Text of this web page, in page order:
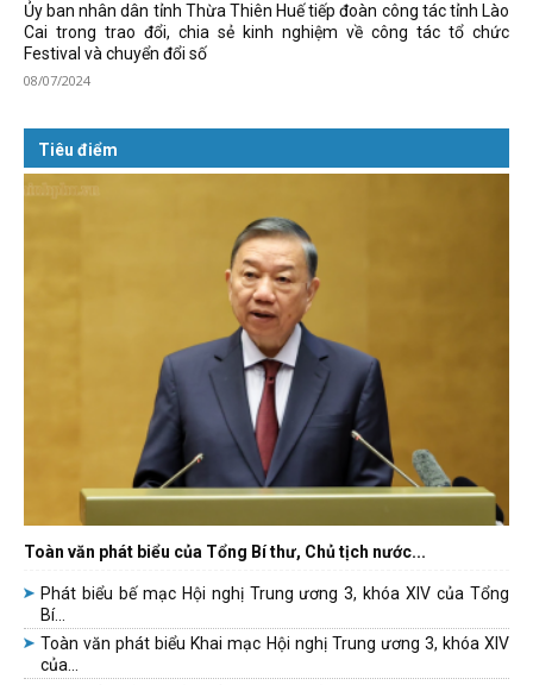
Ủy ban nhân dân tỉnh Thừa Thiên Huế tiếp đoàn công tác tỉnh Lào
Cai trong trao đổi, chia sẻ kinh nghiệm về công tác tổ chức
Festival và chuyển đổi số
08/07/2024
Tiêu điểm
Toàn văn phát biểu của Tổng Bí thư, Chủ tịch nước...
Phát biểu bế mạc Hội nghị Trung ương 3, khóa XIV của Tổng
Bí...
Toàn văn phát biểu Khai mạc Hội nghị Trung ương 3, khóa XIV
của...